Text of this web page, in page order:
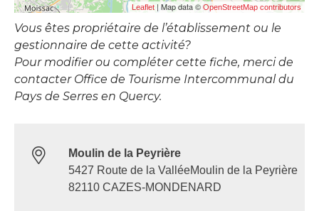
Leaflet | Map data © OpenStreetMap contributors
Vous êtes propriétaire de l’établissement ou le
gestionnaire de cette activité?
Pour modifier ou compléter cette fiche, merci de
contacter Office de Tourisme Intercommunal du
Pays de Serres en Quercy.
Moulin de la Peyrière
5427 Route de la ValléeMoulin de la Peyrière
82110 CAZES-MONDENARD